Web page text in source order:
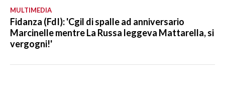
MULTIMEDIA
Fidanza (FdI): 'Cgil di spalle ad anniversario
Marcinelle mentre La Russa leggeva Mattarella, si
vergogni!'